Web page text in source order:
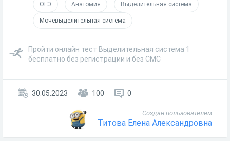
ОГЭ Анатомия Выделительная система
Мочевыделительная система
Пройти онлайн тест Выделительная система 1
бесплатно без регистрации и без СМС
30.05.2023 100 0
Создан пользователем
Титова Елена Александровна